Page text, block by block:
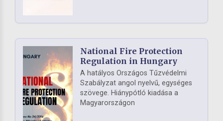
National Fire Protection
Regulation in Hungary
A hatályos Országos Tűzvédelmi
Szabályzat angol nyelvű, egységes
szövege. Hiánypótló kiadása a
Magyarországon